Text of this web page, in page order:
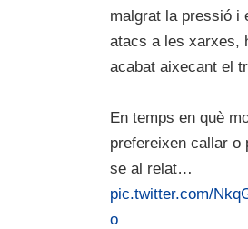
malgrat la pressió i
atacs a les xarxes,
acabat aixecant el
En temps en què
prefereixen callar o
se al relat…
pic.twitter.com/
o